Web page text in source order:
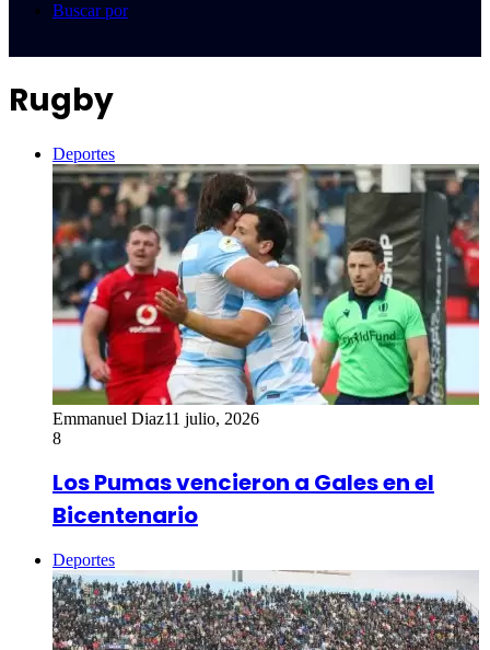
Buscar por
Rugby
Deportes
Emmanuel Diaz11 julio, 2026
8
Los Pumas vencieron a Gales en el
Bicentenario
Deportes